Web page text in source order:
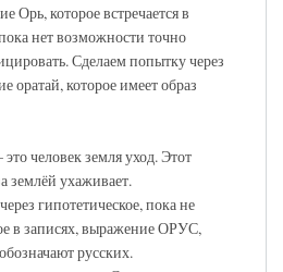
Орь, которое встречается в
нет возможности точно
Сделаем попытку через
оратай, которое имеет образ
человек земля уход. Этот
землёй ухаживает.
гипотетическое, пока не
в записях, выражение ОРУС,
русских.